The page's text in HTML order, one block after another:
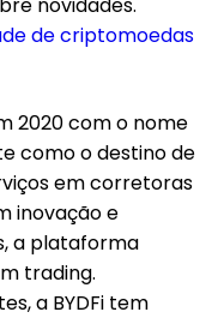
de criptomoedas
2020 com o nome
como o destino de
em corretoras
inovação e
a plataforma
trading.
a BYDFi tem